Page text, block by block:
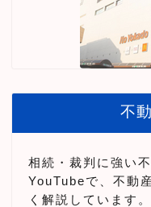
不
相続・裁判に強い
YouTubeで、不動
く解説しています。